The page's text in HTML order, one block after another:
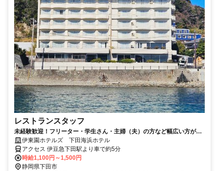
レストランスタッフ
未経験歓迎！フリーター・学生さん・主婦（夫）の方など幅広い方が活
躍中の職場です。
伊東園ホテルズ 下田海浜ホテル
アクセス 伊豆急下田駅より車で約5分
時給1,100円～1,500円
静岡県下田市